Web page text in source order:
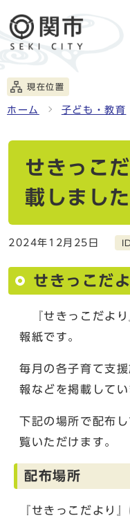
現在位置
ホーム 子ども・教育
せきっこ
載しました
2024年12月25日
せきっこだ
『せきっこだより
報紙です。
毎月の各子育て支
報などを掲載してい
下記の場所で配布
覧いただけます。
配布場所
『せきっこだより